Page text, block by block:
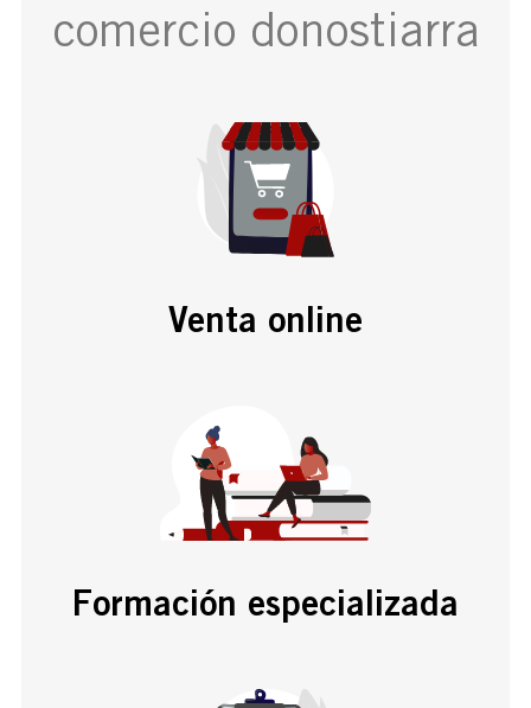
comercio donostiarra
Venta online
Formación especializada